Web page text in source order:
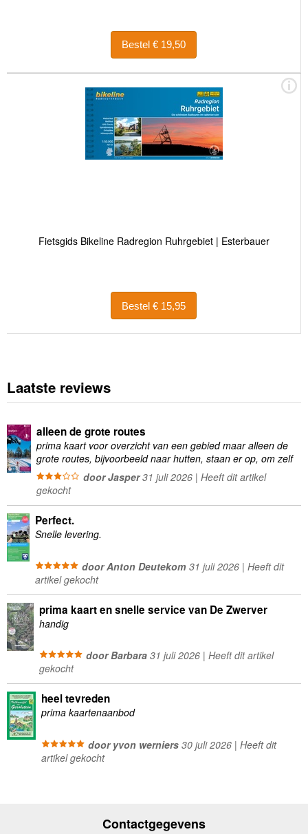
Bestel € 19,50
Fietsgids Bikeline Radregion Ruhrgebiet | Esterbauer
Bestel € 15,95
Laatste reviews
alleen de grote routes
prima kaart voor overzicht van een gebied maar alleen de
grote routes, bijvoorbeeld naar hutten, staan er op, om zelf
wandelingen te plannen minder geschikt
door Jasper31 juli 2026 | Heeft dit artikel
gekocht
Perfect.
Snelle levering.
door Anton Deutekom31 juli 2026 | Heeft dit
artikel gekocht
prima kaart en snelle service van De Zwerver
handig
door Barbara31 juli 2026 | Heeft dit artikel
gekocht
heel tevreden
prima kaartenaanbod
door yvon werniers30 juli 2026 | Heeft dit
artikel gekocht
Contactgegevens